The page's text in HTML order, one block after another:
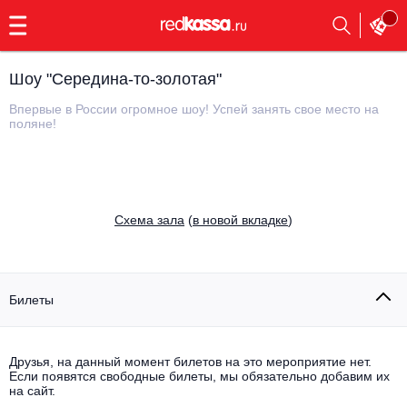
Выбрать другой город
23:00
Заказать
обратный
звонок
Концерты на теплоходе
Все события
Опера
Все события
Шоу "Середина-то-золотая"
Впервые в России огромное шоу! Успей занять свое место на
поляне!
Cхема зала (в новой вкладке)
Билеты
Друзья, на данный момент билетов на это мероприятие нет.
Если появятся свободные билеты, мы обязательно добавим их
на сайт.